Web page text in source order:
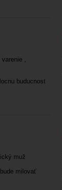
,
buducnost
muž
milovať